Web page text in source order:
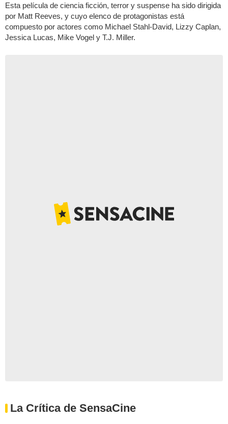
Esta película de ciencia ficción, terror y suspense ha sido dirigida
por Matt Reeves, y cuyo elenco de protagonistas está
compuesto por actores como Michael Stahl-David, Lizzy Caplan,
Jessica Lucas, Mike Vogel y T.J. Miller.
La Crítica de SensaCine